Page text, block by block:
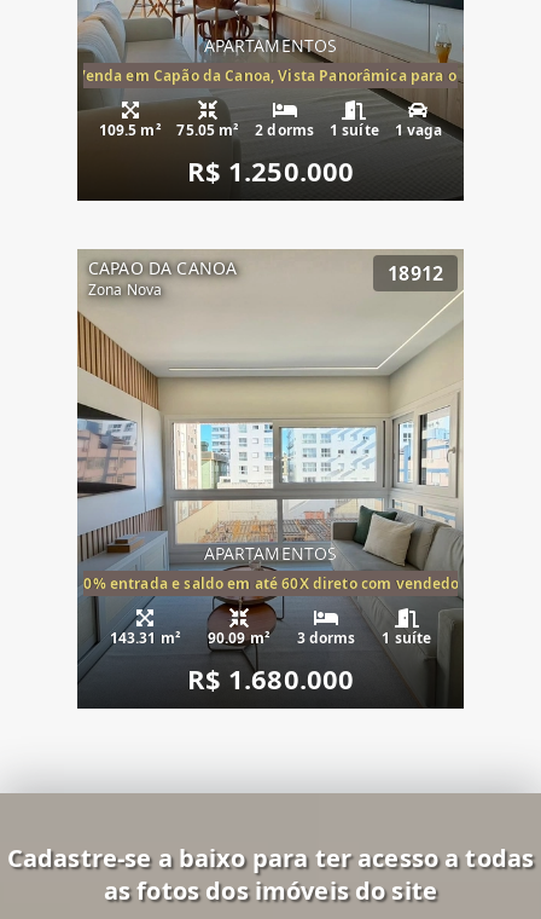
APARTAMENTOS
Mar à Venda em Capão da Canoa, Vista Panorâmica para o Mar, 2
109.5 m² 75.05 m² 2 dorms 1 suíte 1 vaga
R$ 1.250.000
CAPAO DA CANOA
Zona Nova
18912
APARTAMENTOS
20% entrada e saldo em até 60X direto com vendedor
143.31 m² 90.09 m² 3 dorms 1 suíte
R$ 1.680.000
Cadastre-se a baixo para ter acesso a todas
as fotos dos imóveis do site